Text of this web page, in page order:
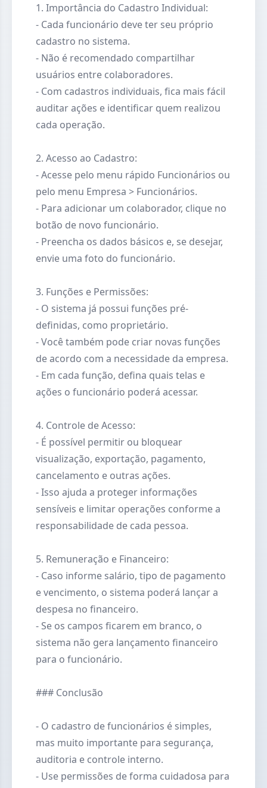
1. Importância do Cadastro Individual:
- Cada funcionário deve ter seu próprio
cadastro no sistema.
- Não é recomendado compartilhar
usuários entre colaboradores.
- Com cadastros individuais, fica mais fácil
auditar ações e identificar quem realizou
cada operação.
2. Acesso ao Cadastro:
- Acesse pelo menu rápido Funcionários ou
pelo menu Empresa > Funcionários.
- Para adicionar um colaborador, clique no
botão de novo funcionário.
- Preencha os dados básicos e, se desejar,
envie uma foto do funcionário.
3. Funções e Permissões:
- O sistema já possui funções pré-
definidas, como proprietário.
- Você também pode criar novas funções
de acordo com a necessidade da empresa.
- Em cada função, defina quais telas e
ações o funcionário poderá acessar.
4. Controle de Acesso:
- É possível permitir ou bloquear
visualização, exportação, pagamento,
cancelamento e outras ações.
- Isso ajuda a proteger informações
sensíveis e limitar operações conforme a
responsabilidade de cada pessoa.
5. Remuneração e Financeiro:
- Caso informe salário, tipo de pagamento
e vencimento, o sistema poderá lançar a
despesa no financeiro.
- Se os campos ficarem em branco, o
sistema não gera lançamento financeiro
para o funcionário.
### Conclusão
- O cadastro de funcionários é simples,
mas muito importante para segurança,
auditoria e controle interno.
- Use permissões de forma cuidadosa para